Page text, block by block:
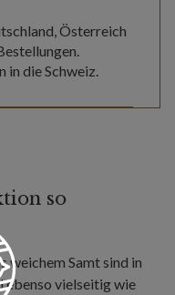
Österreich
in die Schweiz.
so
weichem Samt sind in
ebenso vielseitig wie